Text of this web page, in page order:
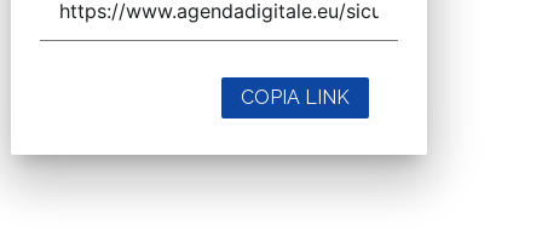
COPIA LINK